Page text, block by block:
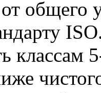
от
классам